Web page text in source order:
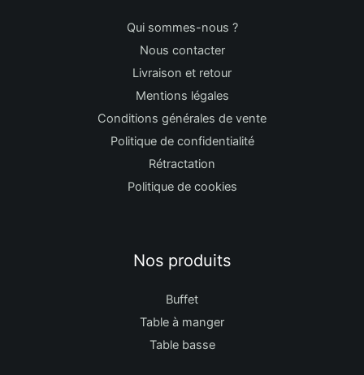
Qui sommes-nous ?
Nous contacter
Livraison et retour
Mentions légales
Conditions générales de vente
Politique de confidentialité
Rétractation
Politique de cookies
Nos produits
Buffet
Table à manger
Table basse